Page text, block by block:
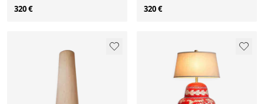
320 € 320 €